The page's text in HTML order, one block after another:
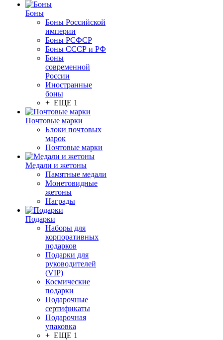
Боны
Боны Российской
империи
Боны РСФСР
Боны СССР и РФ
Боны
современной
России
Иностранные
боны
+ ЕЩЕ 1
Почтовые марки
Блоки почтовых
марок
Почтовые марки
Медали и жетоны
Памятные медали
Монетовидные
жетоны
Награды
Подарки
Наборы для
корпоративных
подарков
Подарки для
руководителей
(VIP)
Космические
подарки
Подарочные
сертификаты
Подарочная
упаковка
+ ЕЩЕ 1